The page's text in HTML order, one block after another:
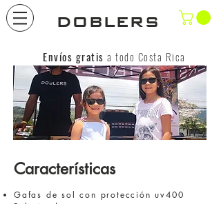
DOBLERS
Envíos gratis a todo Costa Rica
Características​
Gafas de sol con protección uv400